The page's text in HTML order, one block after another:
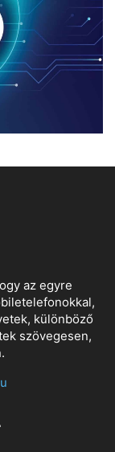
az egyre
különböző
szövegesen,